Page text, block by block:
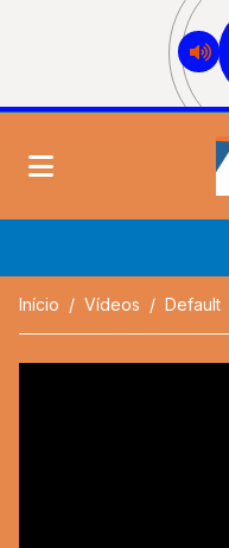
Início Vídeos Default